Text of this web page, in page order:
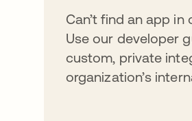
Can’t find an app
Use our developer
custom, private
organization’s